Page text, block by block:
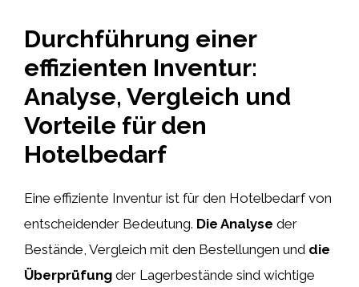
Durchführung einer
effizienten Inventur:
Analyse, Vergleich und
Vorteile für den
Hotelbedarf
Eine effiziente Inventur ist für den Hotelbedarf von
entscheidender Bedeutung. Die Analyse der
Bestände, Vergleich mit den Bestellungen und die
Überprüfung der Lagerbestände sind wichtige